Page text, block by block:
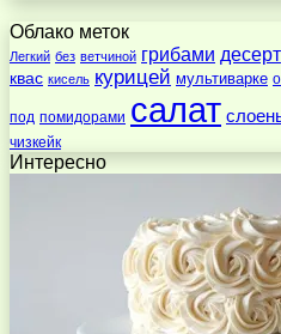
Облако меток
Легкий без ветчиной грибами десерт
квас кисель курицей мультиварке
под помидорами салат
чизкейк
Интересно